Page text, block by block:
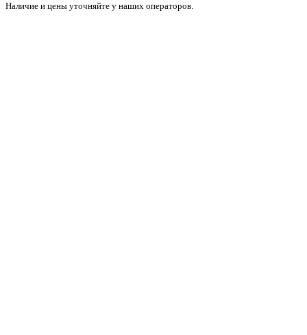
Наличие и цены уточняйте у наших операторов.